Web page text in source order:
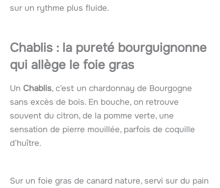
sur un rythme plus fluide.
Chablis : la pureté bourguignonne
qui allège le foie gras
Un Chablis, c’est un chardonnay de Bourgogne
sans excès de bois. En bouche, on retrouve
souvent du citron, de la pomme verte, une
sensation de pierre mouillée, parfois de coquille
d’huître.
Sur un foie gras de canard nature, servi sur du pain